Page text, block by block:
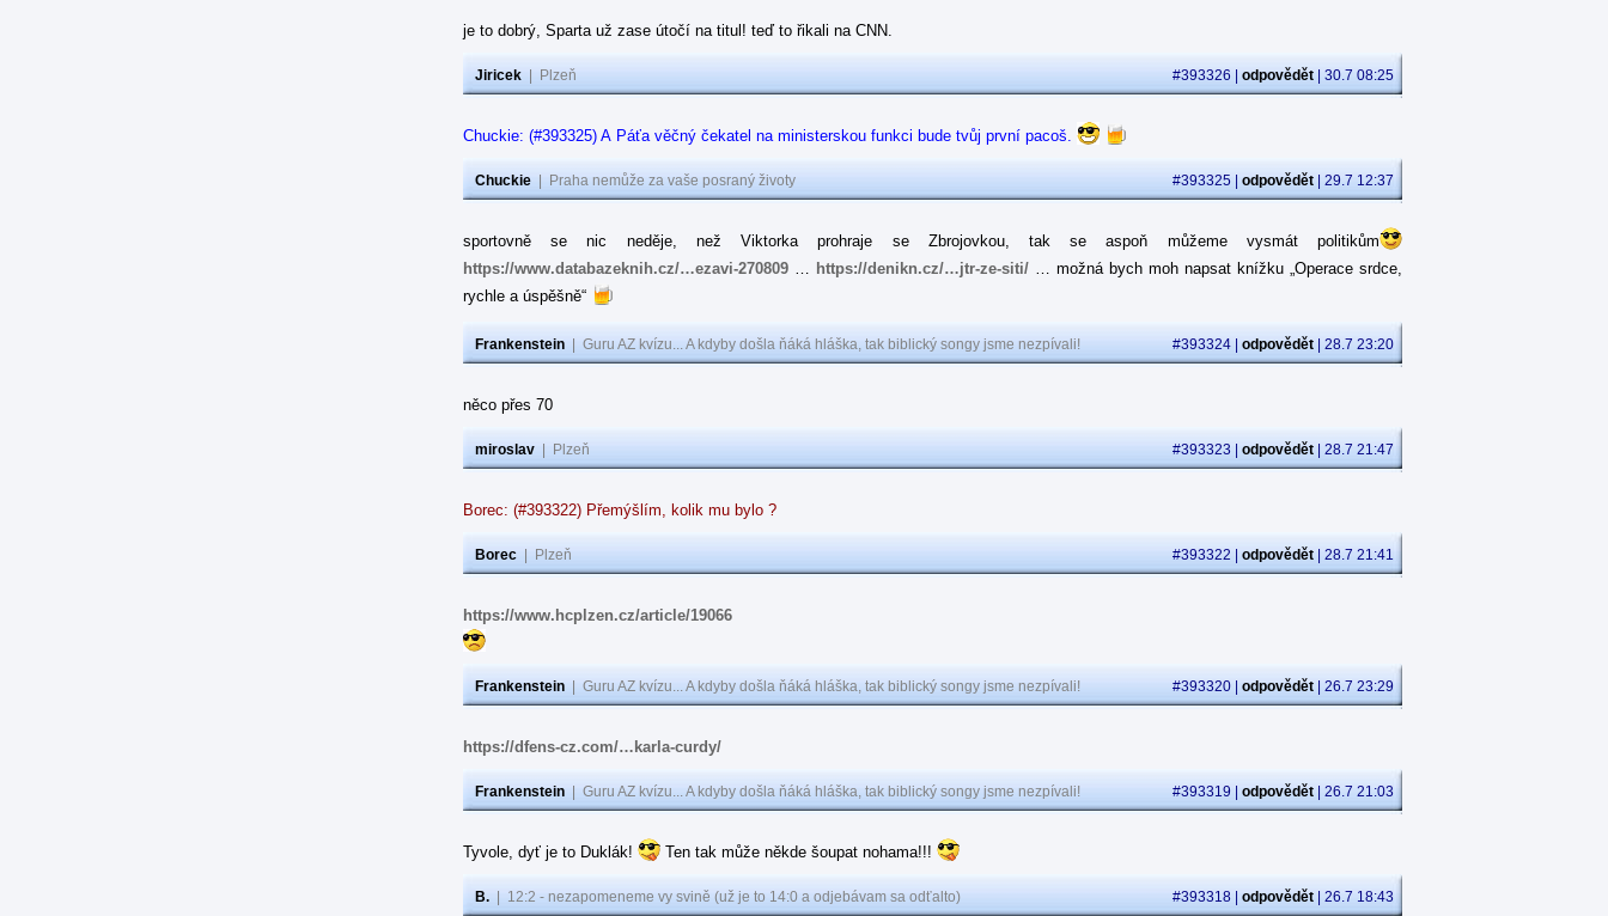
je to dobrý, Sparta už zase útočí na titul! teď to řikali na CNN.
Jiricek Plzeň #393326 | odpovědět | 30.7 08:25
Chuckie: (#393325) A Páťa věčný čekatel na ministerskou funkci bude tvůj první pacoš.
Chuckie Praha nemůže za vaše posraný životy #393325 | odpovědět | 29.7 12:37
sportovně se nic neděje, než Viktorka prohraje se Zbrojovkou, tak se aspoň můžeme vysmát politikům
https://www.databazeknih.cz/…ezavi-270809 … https://denikn.cz/…jtr-ze-siti/ … možná bych moh napsat knížku „Operace srdce,
rychle a úspěšně“
Frankenstein Guru AZ kvízu... A kdyby došla ňáká hláška, tak biblický songy jsme nezpívali! #393324 | odpovědět | 28.7 23:20
něco přes 70
miroslav Plzeň #393323 | odpovědět | 28.7 21:47
Borec: (#393322) Přemýšlím, kolik mu bylo ?
Borec Plzeň #393322 | odpovědět | 28.7 21:41
https://www.hcplzen.cz/article/19066
Frankenstein Guru AZ kvízu... A kdyby došla ňáká hláška, tak biblický songy jsme nezpívali! #393320 | odpovědět | 26.7 23:29
https://dfens-cz.com/…karla-curdy/
Frankenstein Guru AZ kvízu... A kdyby došla ňáká hláška, tak biblický songy jsme nezpívali! #393319 | odpovědět | 26.7 21:03
Tyvole, dyť je to Duklák! Ten tak může někde šoupat nohama!!!
B. 12:2 - nezapomeneme vy svině (už je to 14:0 a odjebávam sa odťalto) #393318 | odpovědět | 26.7 18:43